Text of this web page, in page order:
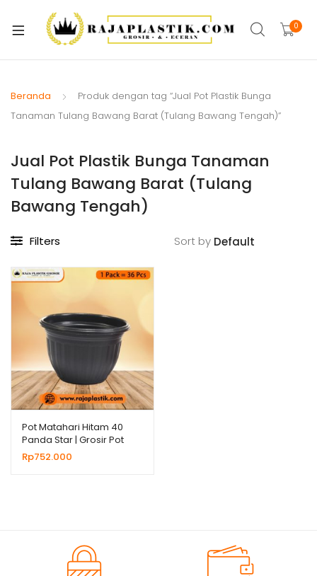
0
Beranda
Produk dengan tag “Jual Pot Plastik Bunga
Tanaman Tulang Bawang Barat (Tulang Bawang Tengah)”
Jual Pot Plastik Bunga Tanaman
Tulang Bawang Barat (Tulang
Bawang Tengah)
Filters Sort by
Pot Matahari Hitam 40
Panda Star | Grosir Pot
Plastik Untuk Bunga
Tanaman Hias
Rp752.000